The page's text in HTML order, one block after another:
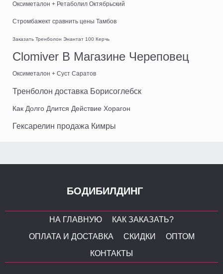
Оксиметалон + Ретаболил Октябрьский
Стромбажект сравнить цены Тамбов
Заказать Тренболон Энантат 100 Керчь
Clomiver В Магазине Череповец
Оксиметалон + Суст Саратов
Тренболон доставка Борисоглебск
Как Долго Длится Действие Хорагон
Гексарелин продажа Кимры
БОДИБИЛДИНГ
НА ГЛАВНУЮ
КАК ЗАКАЗАТЬ?
ОПЛАТА И ДОСТАВКА
СКИДКИ
ОПТОМ
КОНТАКТЫ